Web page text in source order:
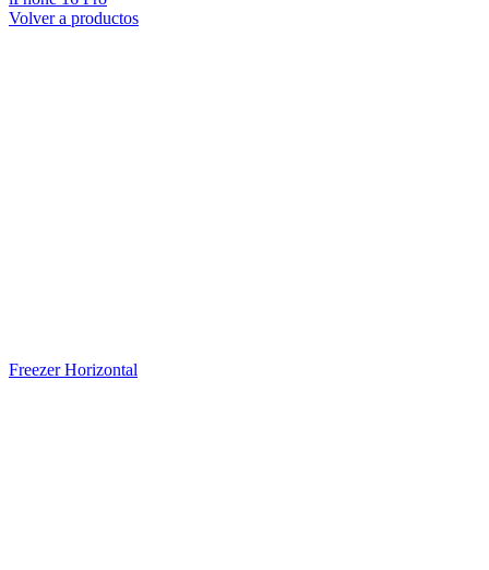
Volver a productos
Freezer Horizontal